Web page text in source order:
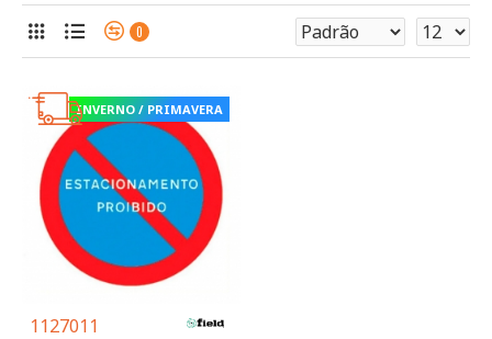
0
INVERNO / PRIMAVERA
1127011